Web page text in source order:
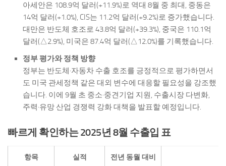
아세안은 108.9억 달러(+11.9%)로 역대 8월 중 최대, 중동은
14억 달러(+1.0%), CIS는 11.2억 달러(+9.2%)로 증가했습니다.
대만은 반도체 호조로 43.8억 달러(+39.3%), 중국은 110.1억
달러(△2.9%), 미국은 87.4억 달러(△12.0%)를 기록했습니다.
정부 평가와 정책 방향
정부는 반도체·자동차 수출 호조를 긍정적으로 평가하면서
도 미국 관세정책 같은 대외 변수에 대응할 필요성을 강조했
습니다. 이에 9월 초 중소·중견기업 지원, 수출시장 다변화,
주력·유망 산업 경쟁력 강화 대책을 발표할 예정입니다.
빠르게 확인하는 2025년 8월 수출입 표
항목 실적 전년 동월 대비